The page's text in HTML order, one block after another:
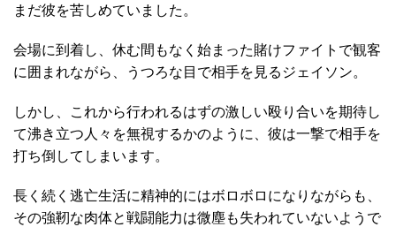
まだ彼を苦しめていました。
会場に到着し、休む間もなく始まった賭けファイトで観客
に囲まれながら、うつろな目で相手を見るジェイソン。
しかし、これから行われるはずの激しい殴り合いを期待し
て沸き立つ人々を無視するかのように、彼は一撃で相手を
打ち倒してしまいます。
長く続く逃亡生活に精神的にはボロボロになりながらも、
その強靭な肉体と戦闘能力は微塵も失われていないようで